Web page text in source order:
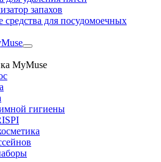
запахов
для посудомоечных
MyMuse
гигиены